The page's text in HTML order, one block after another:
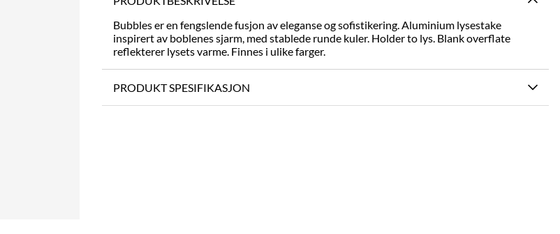
Bubbles er en fengslende fusjon av eleganse og sofistikering. Aluminium lysestake
inspirert av boblenes sjarm, med stablede runde kuler. Holder to lys. Blank overflate
reflekterer lysets varme. Finnes i ulike farger.
PRODUKT SPESIFIKASJON